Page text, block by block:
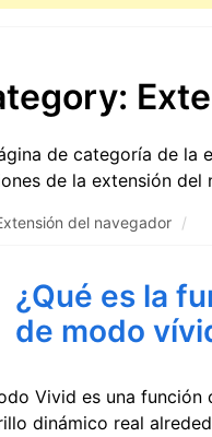
de categoría de la
de la extensión del
del navegador /
¿Qué es la
de modo
Vivid es una función
dinámico real